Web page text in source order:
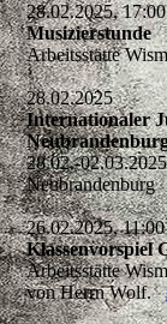
28.02.2025, 17:00
Musizierstunde
Arbeitsstätte
28.02.2025
Internationaler
28.02.-
26.02.2025, 11:00
Klassenvorspiel
Arbeitsstätte
von Herrn Wolf.